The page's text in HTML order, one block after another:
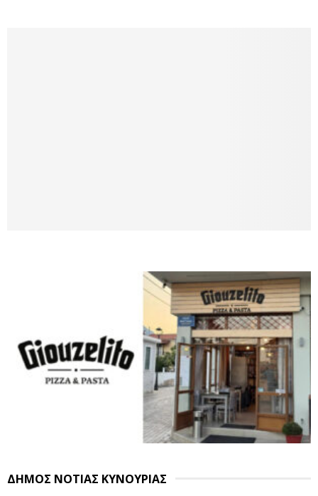
ΔΗΜΟΣ ΝΟΤΙΑΣ ΚΥΝΟΥΡΙΑΣ